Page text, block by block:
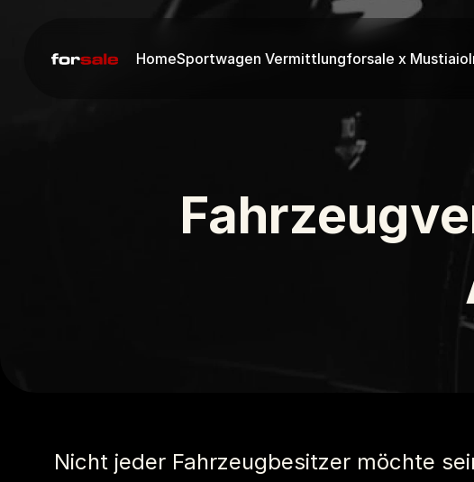
Nicht jeder Fahrzeugbesitzer möchte
HomeSportwagen Vermittlungforsale x Mustiaio